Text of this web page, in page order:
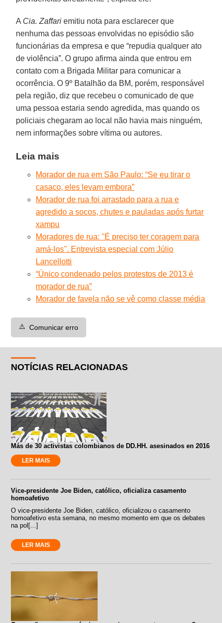
A Cia. Zaffari emitiu nota para esclarecer que
nenhuma das pessoas envolvidas no episódio são
funcionárias da empresa e que “repudia qualquer ato
de violência”. O grupo afirma ainda que entrou em
contato com a Brigada Militar para comunicar a
ocorrência. O 9º Batalhão da BM, porém, responsável
pela região, diz que recebeu o comunicado de que
uma pessoa estaria sendo agredida, mas quando os
policiais chegaram ao local não havia mais ninguém,
nem informações sobre vítima ou autores.
Leia mais
Morador de rua em São Paulo: “Se eu tirar o
casaco, eles levam embora”
Morador de rua foi arrastado para a rua e
agredido a socos, chutes e pauladas após furtar
xampu
Moradores de rua: ''É preciso ter coragem para
amá-los''. Entrevista especial com Júlio
Lancellotti
“Único condenado pelos protestos de 2013 é
morador de rua”
Morador de favela não se vê como classe média
⚠️ Comunicar erro
NOTÍCIAS RELACIONADAS
Más de 30 activistas colombianos de DD.HH. asesinados en 2016
LER MAIS
Vice-presidente Joe Biden, católico, oficializa casamento
homoafetivo
O vice-presidente Joe Biden, católico, oficializou o casamento
homoafetivo esta semana, no mesmo momento em que os debates
na pol[...]
LER MAIS